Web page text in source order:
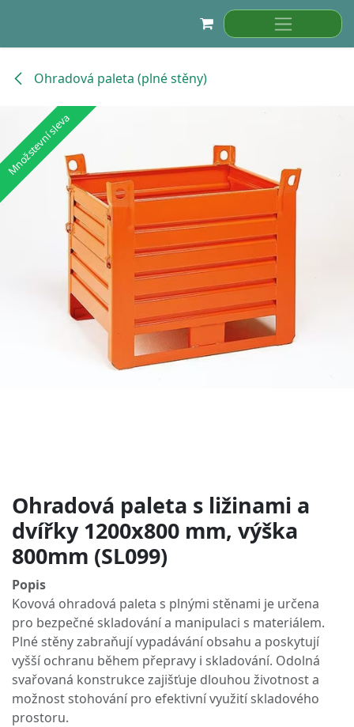
Ohradová paleta (plné stěny)
Množstevní sleva
Ohradová paleta s ližinami a
dvířky 1200x800 mm, výška
800mm (SL099)
Popis
Kovová ohradová paleta s plnými stěnami je určena
pro bezpečné skladování a manipulaci s materiálem.
Plné stěny zabraňují vypadávání obsahu a poskytují
vyšší ochranu během přepravy i skladování. Odolná
svařovaná konstrukce zajišťuje dlouhou životnost a
možnost stohování pro efektivní využití skladového
prostoru.